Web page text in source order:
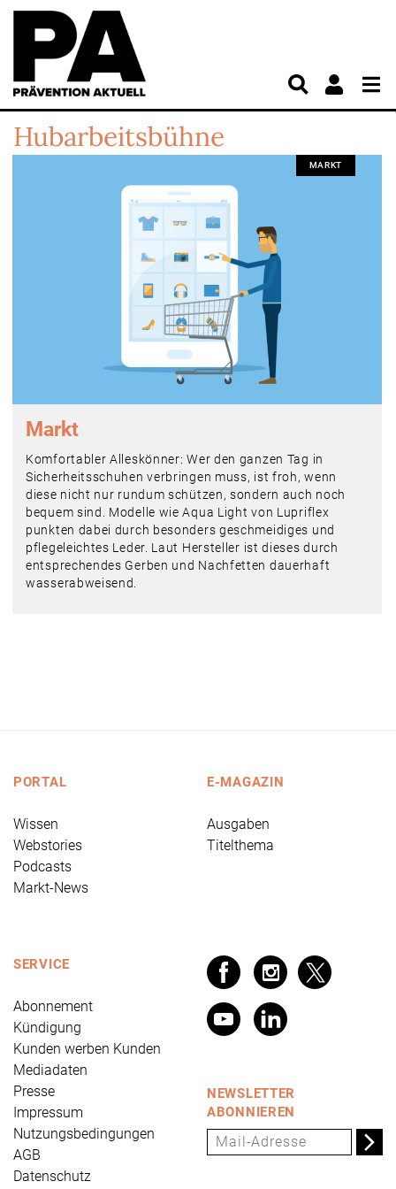
Hubarbeitsbühne
MARKT
Markt
Komfortabler Alleskönner: Wer den ganzen Tag in
Sicherheitsschuhen verbringen muss, ist froh, wenn
diese nicht nur rundum schützen, sondern auch noch
bequem sind. Modelle wie Aqua Light von Lupriflex
punkten dabei durch besonders geschmeidiges und
pflegeleichtes Leder. Laut Hersteller ist dieses durch
entsprechendes Gerben und Nachfetten dauerhaft
wasserabweisend.
PORTAL
Wissen
Webstories
Podcasts
Markt-News
E-MAGAZIN
Ausgaben
Titelthema
SERVICE
Abonnement
Kündigung
Kunden werben Kunden
Mediadaten
Presse
Impressum
Nutzungsbedingungen
AGB
Datenschutz
NEWSLETTER
ABONNIEREN